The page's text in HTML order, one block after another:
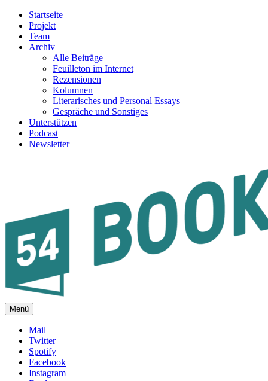
Startseite
Projekt
Team
Archiv
Alle Beiträge
Feuilleton im Internet
Rezensionen
Kolumnen
Literarisches und Personal Essays
Gespräche und Sonstiges
Unterstützen
Podcast
Newsletter
FEUILLETON IM INTERNET
Menü
Mail
Twitter
Spotify
Facebook
Instagram